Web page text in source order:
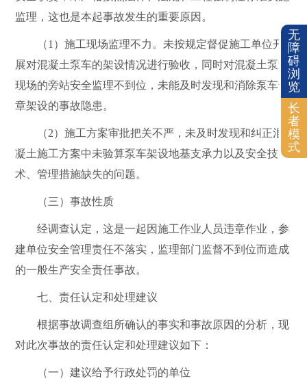
无
障
碍
浏
览
长
者
模
式
监理，这也是本起事故发生的重要原因。
（1 ）施工现场监理不力。未按规定督促施工单位开
展对混凝土泵车的架设情况进行验收，同时对混凝土泵送
现场的旁站安全监理不到位，未能及时发现和消除泵车违
章架设的事故隐患。
（2）施工方案审批把关不严，未及时发现和纠正混
凝土施工方案中未验算泵车架设地基支承力以及安全技
术、管理措施缺失的问题。
（三）事故性质
经调查认定，这是一起因施工作业人员违章作业，参
建单位安全管理责任不落实，监理部门监督不到位而造成
的一般生产安全责任事故。
七、责任认定和处理建议
根据事故调查组所确认的事实和事故原因的分析，现
对此次事故的责任认定和处理建议如下：
（一）建议给予行政处罚的单位